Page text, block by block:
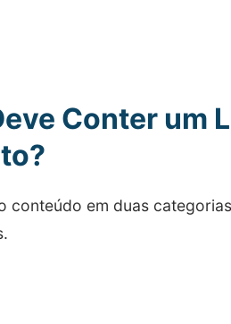
Conter um
conteúdo em duas